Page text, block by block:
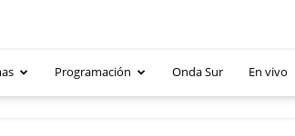
Programación Onda Sur En vivo